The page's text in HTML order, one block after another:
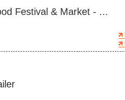
Festival & Market - ...